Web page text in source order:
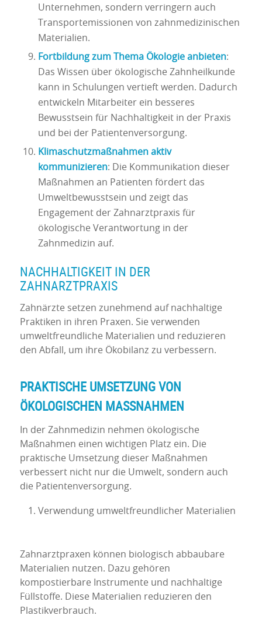
Unternehmen, sondern verringern auch
Transportemissionen von zahnmedizinischen
Materialien.
Fortbildung zum Thema Ökologie anbieten:
Das Wissen über ökologische Zahnheilkunde
kann in Schulungen vertieft werden. Dadurch
entwickeln Mitarbeiter ein besseres
Bewusstsein für Nachhaltigkeit in der Praxis
und bei der Patientenversorgung.
Klimaschutzmaßnahmen aktiv
kommunizieren: Die Kommunikation dieser
Maßnahmen an Patienten fördert das
Umweltbewusstsein und zeigt das
Engagement der Zahnarztpraxis für
ökologische Verantwortung in der
Zahnmedizin auf.
NACHHALTIGKEIT IN DER
ZAHNARZTPRAXIS
Zahnärzte setzen zunehmend auf nachhaltige
Praktiken in ihren Praxen. Sie verwenden
umweltfreundliche Materialien und reduzieren
den Abfall, um ihre Ökobilanz zu verbessern.
PRAKTISCHE UMSETZUNG VON
ÖKOLOGISCHEN MASSNAHMEN
In der Zahnmedizin nehmen ökologische
Maßnahmen einen wichtigen Platz ein. Die
praktische Umsetzung dieser Maßnahmen
verbessert nicht nur die Umwelt, sondern auch
die Patientenversorgung.
Verwendung umweltfreundlicher Materialien
Zahnarztpraxen können biologisch abbaubare
Materialien nutzen. Dazu gehören
kompostierbare Instrumente und nachhaltige
Füllstoffe. Diese Materialien reduzieren den
Plastikverbrauch.